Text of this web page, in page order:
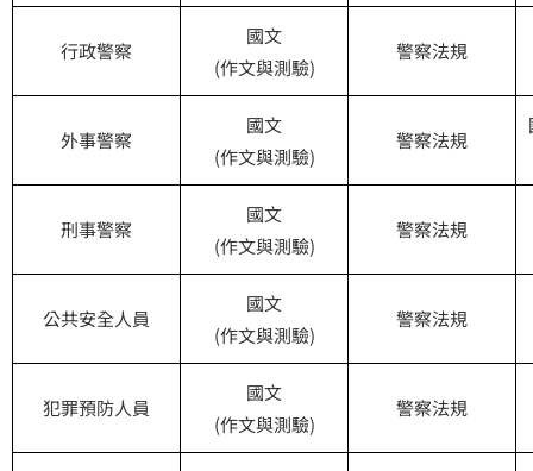
行政警察
國文
(作文與測驗)
警察法規
外事警察
國文
(作文與測驗)
警察法規
刑事警察
國文
(作文與測驗)
警察法規
公共安全人員
國文
(作文與測驗)
警察法規
犯罪預防人員
國文
(作文與測驗)
警察法規